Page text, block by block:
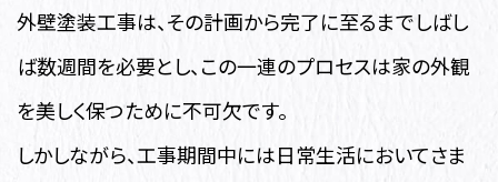
外壁塗装工事は、その計画から完了に至るまでしばし
ば数週間を必要とし、この一連のプロセスは家の外観
を美しく保つために不可欠です。
しかしながら、工事期間中には日常生活においてさま